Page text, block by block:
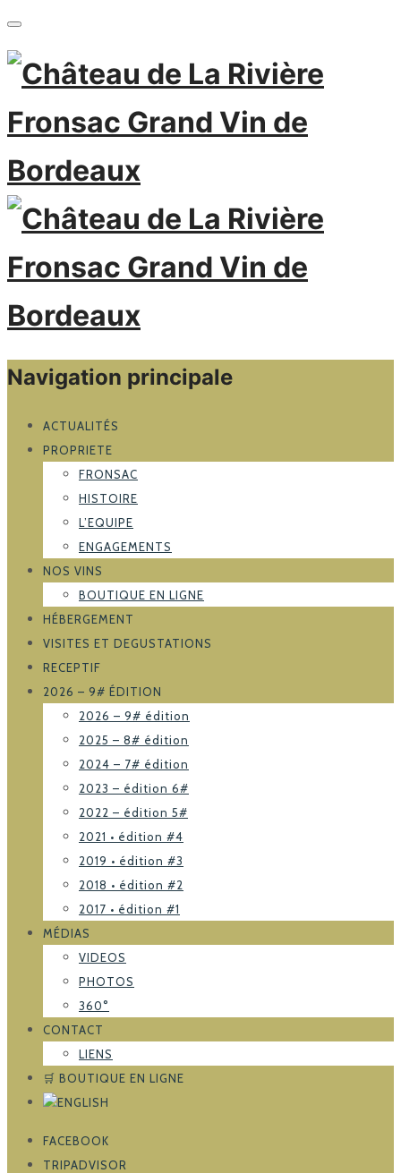
Navigation principale
ACTUALITÉS
PROPRIETE
FRONSAC
HISTOIRE
L’EQUIPE
ENGAGEMENTS
NOS VINS
BOUTIQUE EN LIGNE
HÉBERGEMENT
VISITES ET DEGUSTATIONS
RECEPTIF
2026 – 9# ÉDITION
2026 – 9# édition
2025 – 8# édition
2024 – 7# édition
2023 – édition 6#
2022 – édition 5#
2021 • édition #4
2019 • édition #3
2018 • édition #2
2017 • édition #1
MÉDIAS
VIDEOS
PHOTOS
360°
CONTACT
LIENS
🛒 BOUTIQUE EN LIGNE
FACEBOOK
TRIPADVISOR